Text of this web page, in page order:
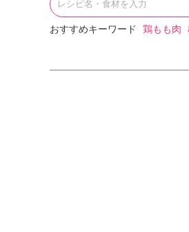
おすすめキーワード 鶏もも肉